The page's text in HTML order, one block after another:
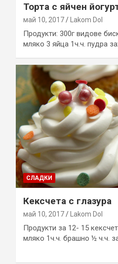
Торта с яйчен
май 10, 2017 Lakom Dol
Продукти: 300г видове
мляко 3 яйца 1ч.ч. пудра
СЛАДКИ
Кексчета с глазура
май 10, 2017 Lakom Dol
Продукти за 12- 15
мляко 1ч.ч. брашно ½ ч.ч.